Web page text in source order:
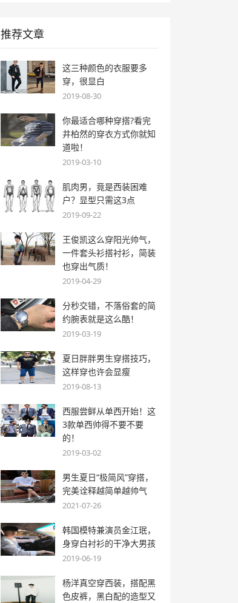
推荐文章
这三种颜色的衣服要多
穿，很显白
2019-08-30
你最适合哪种穿搭?看完
井柏然的穿衣方式你就知
道啦！
2019-03-10
肌肉男，竟是西装困难
户？显型只需这3点
2019-09-22
王俊凯这么穿阳光帅气，
一件套头衫搭衬衫，简装
也穿出气质！
2019-04-29
分秒交错，不落俗套的简
约腕表就是这么酷！
2019-03-19
夏日胖胖男生穿搭技巧，
这样穿也许会显瘦
2019-08-13
西服尝鲜从单西开始！这
3款单西帅得不要不要
的！
2019-03-02
男生夏日“极简风”穿搭，
完美诠释越简单越帅气
2021-07-26
韩国模特兼演员金江珉，
身穿白衬衫的干净大男孩
2019-06-19
杨洋真空穿西装，搭配黑
色皮裤，黑白配的造型又